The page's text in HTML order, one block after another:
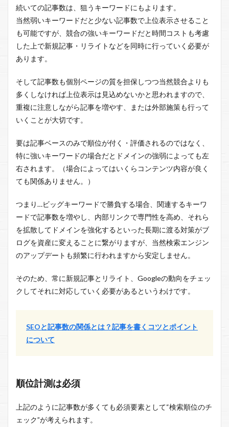
続いての記事数は、狙うキーワードにもよります。
当然弱いキーワードだと少ない記事数で上位表示させること
も可能ですが、競合の強いキーワードだと時間コストも考慮
した上で新規記事・リライトなどを同時に行っていく必要が
あります。
そして記事数も個別ページの質を担保しつつ当然競合よりも
多くしなければ上位表示は見込めないかと思われますので、
重複に注意しながら記事を増やす、または外部施策も行って
いくことが大切です。
要は記事ベースのみで順位が付く・評価されるのではなく、
特に強いキーワードの場合だとドメインの強弱によっても左
右されます。（場合によってはいくらコンテンツ内容が良く
ても関係ありません。）
つまり…ビッグキーワードで勝負する場合、関連するキーワ
ードで記事数を増やし、内部リンクで専門性を高め、それら
を拡散してドメインを強化するといった長期に渡る対策がブ
ログを資産に変えることに繋がりますが、当然検索エンジン
のアップデートも頻繁に行われますから安定しません。
そのため、常に新規記事とリライト、Googleの動向をチェッ
クしてそれに対応していく必要があるというわけです。
SEOと記事数の関係とは？記事を書くコツとポイント
について
順位計測は必須
上記のように記事数が多くても必須要素として“検索順位のチ
ェック”が考えられます。